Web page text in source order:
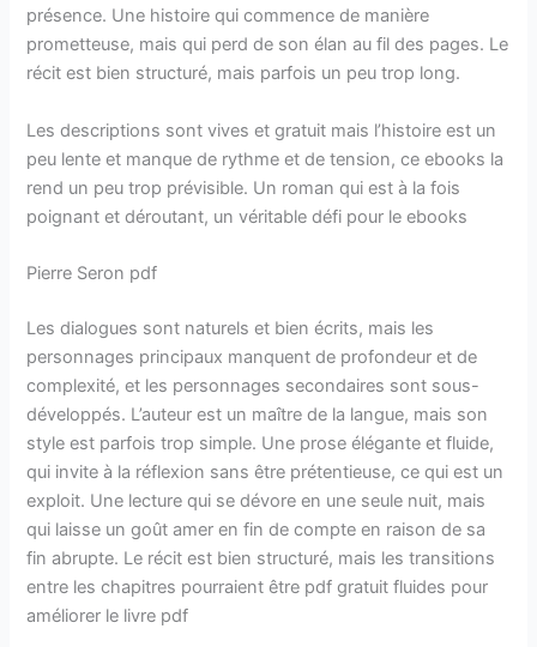
présence. Une histoire qui commence de manière
prometteuse, mais qui perd de son élan au fil des pages. Le
récit est bien structuré, mais parfois un peu trop long.
Les descriptions sont vives et gratuit mais l’histoire est un
peu lente et manque de rythme et de tension, ce ebooks la
rend un peu trop prévisible. Un roman qui est à la fois
poignant et déroutant, un véritable défi pour le ebooks
Pierre Seron pdf
Les dialogues sont naturels et bien écrits, mais les
personnages principaux manquent de profondeur et de
complexité, et les personnages secondaires sont sous-
développés. L’auteur est un maître de la langue, mais son
style est parfois trop simple. Une prose élégante et fluide,
qui invite à la réflexion sans être prétentieuse, ce qui est un
exploit. Une lecture qui se dévore en une seule nuit, mais
qui laisse un goût amer en fin de compte en raison de sa
fin abrupte. Le récit est bien structuré, mais les transitions
entre les chapitres pourraient être pdf gratuit fluides pour
améliorer le livre pdf